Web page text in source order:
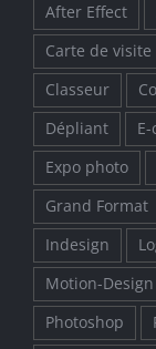
After Effect
Carte de visite
Classeur
Dépliant
Expo photo
Grand Format
Indesign
Motion-Design
Photoshop